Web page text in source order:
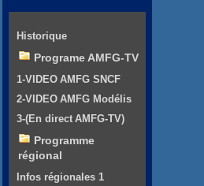
Historique
Programe AMFG-TV
1-VIDEO AMFG SNCF
2-VIDEO AMFG Modélis
3-(En direct AMFG-TV)
Programme
régional
Infos régionales 1